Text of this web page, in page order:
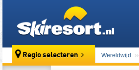
Regio selecteren Wereldwijd